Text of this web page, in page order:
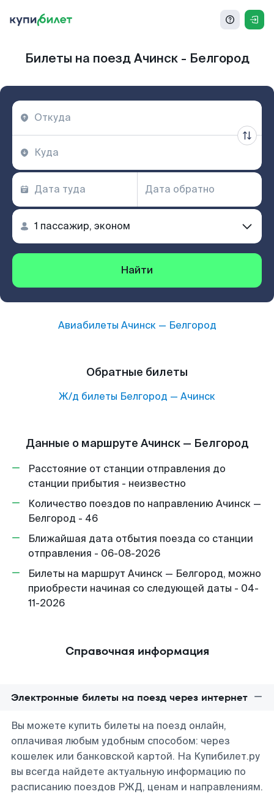
Билеты на поезд Ачинск - Белгород
Найти
Авиабилеты Ачинск— Белгород
Обратные билеты
Ж/д билеты Белгород — Ачинск
Данные о маршруте Ачинск — Белгород
Расстояние от станции отправления до
станции прибытия - неизвестно
Количество поездов по направлению Ачинск —
Белгород - 46
Ближайшая дата отбытия поезда со станции
отправления - 06-08-2026
Билеты на маршрут Ачинск — Белгород, можно
приобрести начиная со следующей даты - 04-
11-2026
Справочная информация
Электронные билеты на поезд через интернет
Вы можете купить билеты на поезд онлайн,
оплачивая любым удобным способом: через
кошелек или банковской картой. На Купибилет.ру
вы всегда найдете актуальную информацию по
расписанию поездов РЖД, ценам и направлениям.